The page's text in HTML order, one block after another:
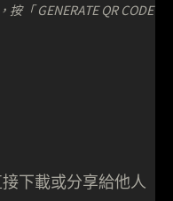
「 GENERATE QR CODE